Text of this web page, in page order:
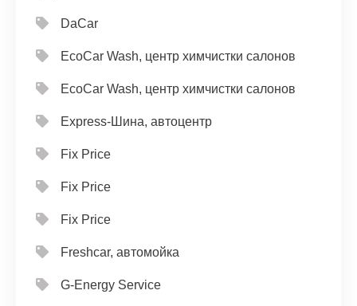
DaCar
EcoCar Wash, центр химчистки салонов
EcoCar Wash, центр химчистки салонов
Express-Шина, автоцентр
Fix Price
Fix Price
Fix Price
Freshcar, автомойка
G-Energy Service